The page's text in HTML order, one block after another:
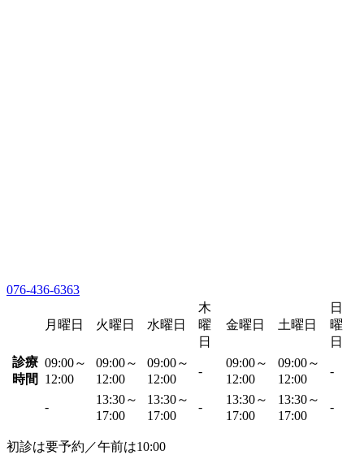
076-436-6363
月曜日 火曜日 水曜日
木
曜
日
金曜日 土曜日
日
曜
日
診療
時間
09:00～
12:00
09:00～
12:00
09:00～
12:00
-
09:00～
12:00
09:00～
12:00
-
-
13:30～
17:00
13:30～
17:00
-
13:30～
17:00
13:30～
17:00
-
初診は要予約／午前は10:00